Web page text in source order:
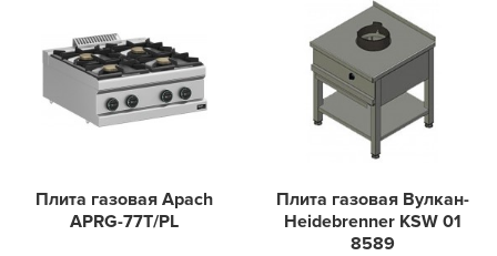
Плита газовая Apach
APRG-77T/PL
Плита газовая Вулкан-
Heidebrenner KSW 01
8589